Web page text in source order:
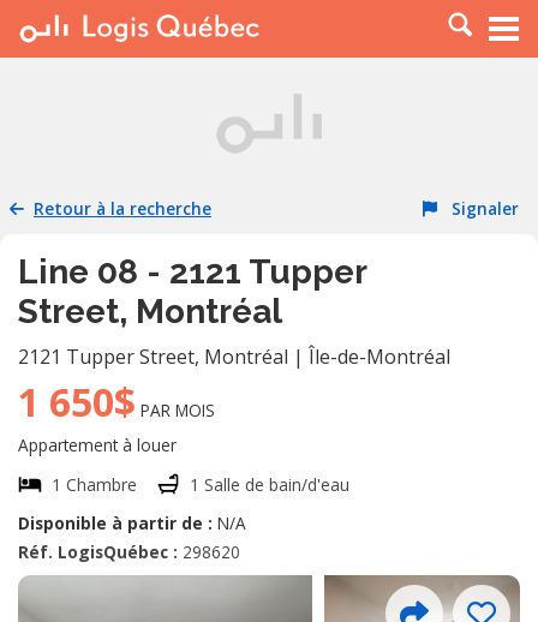
À LOUER
PLACER UNE ANNONCE
RESSOURCES
Retour à la recherche Signaler
Line 08 - 2121 Tupper
Street, Montréal
2121 Tupper Street, Montréal | Île-de-Montréal
1 650$ PAR MOIS
Appartement à louer
1 Chambre
1 Salle de bain/d'eau
Disponible à partir de : N/A
Réf. LogisQuébec : 298620